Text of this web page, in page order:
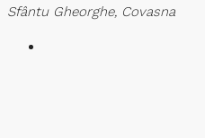
Sfântu Gheorghe, Covasna